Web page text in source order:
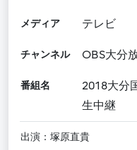
メディア テレビ
チャンネル OBS大分
番組名
2018大分
生中継
出演：塚原直貴